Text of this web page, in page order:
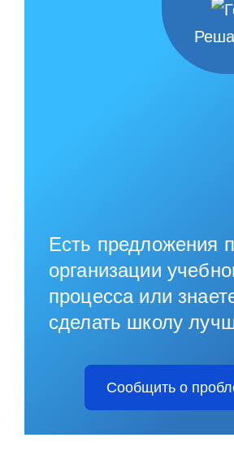
Есть предложения
организации
процесса или
сделать школу
Сообщить о